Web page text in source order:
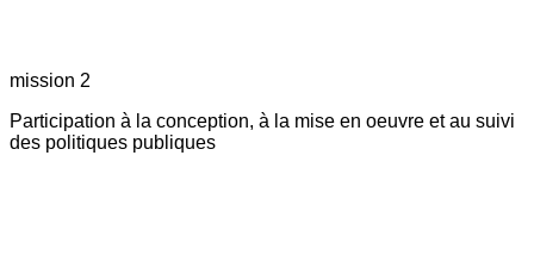
mission 2
Participation à la conception, à la mise en oeuvre et au suivi
des politiques publiques